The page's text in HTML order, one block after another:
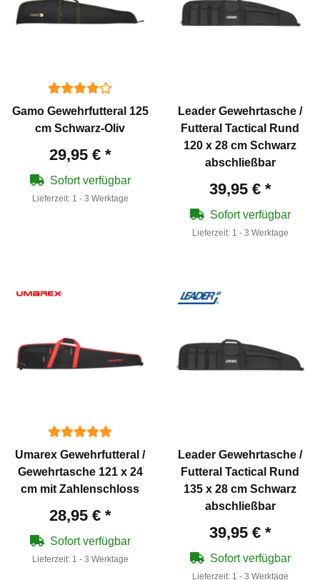
Gamo Gewehrfutteral 125
cm Schwarz-Oliv
29,95 € *
Sofort verfügbar
Lieferzeit: 1 - 3 Werktage
Leader Gewehrtasche /
Futteral Tactical Rund
120 x 28 cm Schwarz
abschließbar
39,95 € *
Sofort verfügbar
Lieferzeit: 1 - 3 Werktage
Umarex Gewehrfutteral /
Gewehrtasche 121 x 24
cm mit Zahlenschloss
28,95 € *
Sofort verfügbar
Lieferzeit: 1 - 3 Werktage
Leader Gewehrtasche /
Futteral Tactical Rund
135 x 28 cm Schwarz
abschließbar
39,95 € *
Sofort verfügbar
Lieferzeit: 1 - 3 Werktage